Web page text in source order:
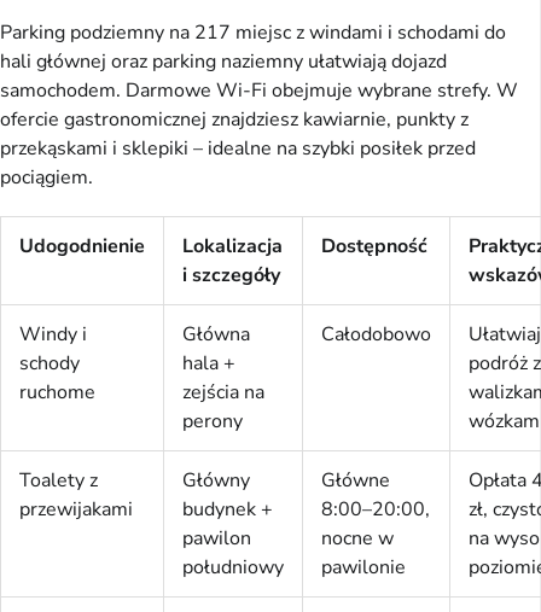
Parking podziemny na 217 miejsc z windami i schodami do
hali głównej oraz parking naziemny ułatwiają dojazd
samochodem. Darmowe Wi-Fi obejmuje wybrane strefy. W
ofercie gastronomicznej znajdziesz kawiarnie, punkty z
przekąskami i sklepiki – idealne na szybki posiłek przed
pociągiem.
Udogodnienie
Lokalizacja
i szczegóły
Dostępność
Windy i
schody
ruchome
Główna
hala +
zejścia na
perony
Całodobowo
podróż z
Toalety z
przewijakami
Główny
budynek +
pawilon
południowy
Główne
8:00–20:00,
nocne w
pawilonie
Opłata
zł,
na